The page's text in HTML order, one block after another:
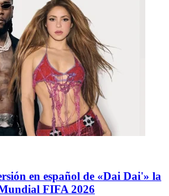
en español de «Dai Dai'» la
FIFA 2026